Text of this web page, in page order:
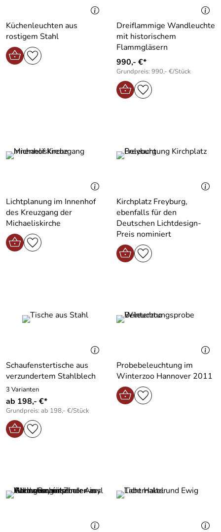
Küchenleuchten aus
rostigem Stahl
Dreiflammige Wandleuchte
mit historischem
Flammgläsern
990,- €*
Grundpreis: 990,- €/Stück
Lichtplanung im Innenhof
des Kreuzgang der
Michaeliskirche
Kirchplatz Freyburg,
ebenfalls für den
Deutschen Lichtdesign-
Preis nominiert
Schaufenstertische aus
verzundertem Stahlblech
3 Varianten
ab 198,- €*
Grundpreis: ab 198,- €/Stück
Probebeleuchtung im
Winterzoo Hannover 2011